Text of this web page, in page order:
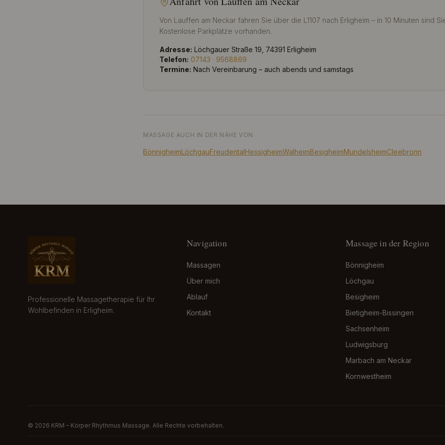
Von Lauffen am Neckar fahren Sie über die L1107 nach Erligheim – in 10 Minuten sind
Kostenlose Parkplätze vorhanden.
Adresse: Löchgauer Straße 19, 74391 Erligheim
Telefon: 07143 · 9568869
Termine: Nach Vereinbarung – auch abends und samstags
MASSAGE AUCH IN DER NÄHE VON
BönnigheimLöchgauFreudentalHessigheimWalheimBesigheimMundelsheimCleebronn
Professionelle Massagetherapie für Ihr
Wohlbefinden in Erligheim.
Navigation
Massagen
Über mich
Ablauf
Kontakt
Massage in der Region
Bönnigheim
Löchgau
Besigheim
Bietigheim-Bissingen
Sachsenheim
Ludwigsburg
Marbach am Neckar
Kornwestheim
© 2026 KRM – Körper Rhythmus Massage. Alle Rechte vorbehalten.